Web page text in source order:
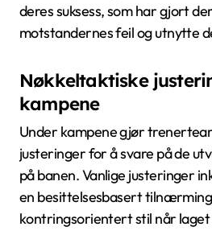
deres suksess, som har gjort
motstandernes feil og utnytte
Nøkkeltaktiske
kampene
Under kampene gjør
justeringer for å svare på de
på banen. Vanlige justeringer
en besittelsesbasert
kontringsorientert stil når laget